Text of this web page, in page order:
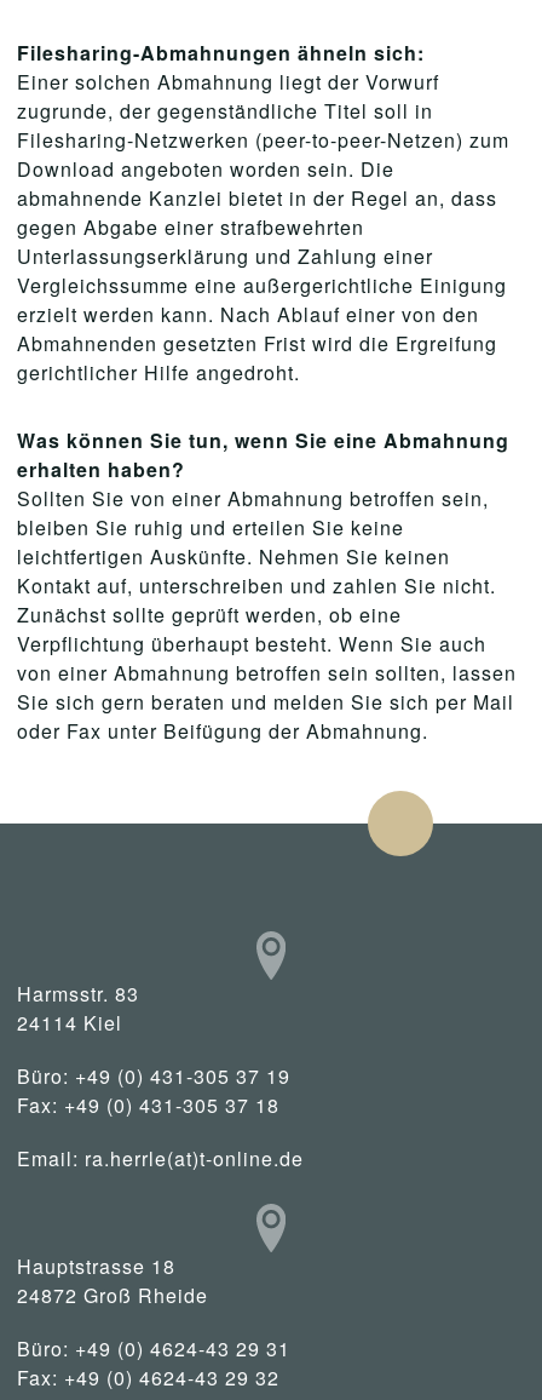
Filesharing-Abmahnungen ähneln sich:
Einer solchen Abmahnung liegt der Vorwurf
zugrunde, der gegenständliche Titel soll in
Filesharing-Netzwerken (peer-to-peer-Netzen) zum
Download angeboten worden sein. Die
abmahnende Kanzlei bietet in der Regel an, dass
gegen Abgabe einer strafbewehrten
Unterlassungserklärung und Zahlung einer
Vergleichssumme eine außergerichtliche Einigung
erzielt werden kann. Nach Ablauf einer von den
Abmahnenden gesetzten Frist wird die Ergreifung
gerichtlicher Hilfe angedroht.
Was können Sie tun, wenn Sie eine Abmahnung
erhalten haben?
Sollten Sie von einer Abmahnung betroffen sein,
bleiben Sie ruhig und erteilen Sie keine
leichtfertigen Auskünfte. Nehmen Sie keinen
Kontakt auf, unterschreiben und zahlen Sie nicht.
Zunächst sollte geprüft werden, ob eine
Verpflichtung überhaupt besteht. Wenn Sie auch
von einer Abmahnung betroffen sein sollten, lassen
Sie sich gern beraten und melden Sie sich per Mail
oder Fax unter Beifügung der Abmahnung.
Harmsstr. 83
24114 Kiel
Büro: +49 (0) 431-305 37 19
Fax: +49 (0) 431-305 37 18
Email: ra.herrle(at)t-online.de
Hauptstrasse 18
24872 Groß Rheide
Büro: +49 (0) 4624-43 29 31
Fax: +49 (0) 4624-43 29 32